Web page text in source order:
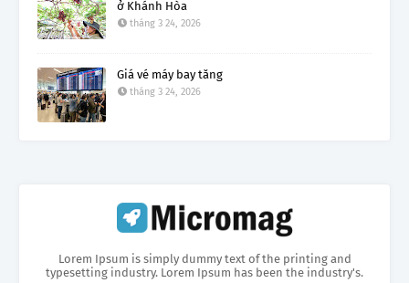
ở Khánh Hòa
tháng 3 24, 2026
Giá vé máy bay tăng
tháng 3 24, 2026
Lorem Ipsum is simply dummy text of the printing and
typesetting industry. Lorem Ipsum has been the industry's.